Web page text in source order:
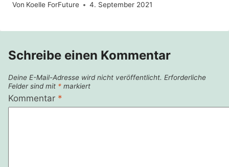
Von Koelle ForFuture 4. September 2021
Schreibe einen Kommentar
Deine E-Mail-Adresse wird nicht veröffentlicht. Erforderliche
Felder sind mit * markiert
Kommentar *